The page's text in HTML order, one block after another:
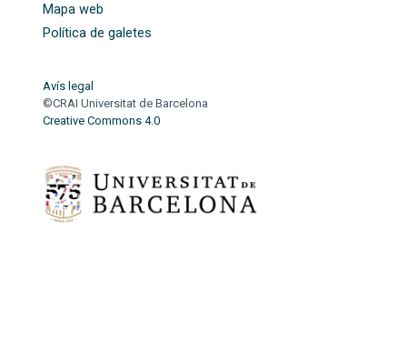
Mapa web
Política de galetes
Avís legal
©CRAI Universitat de Barcelona
Creative Commons 4.0